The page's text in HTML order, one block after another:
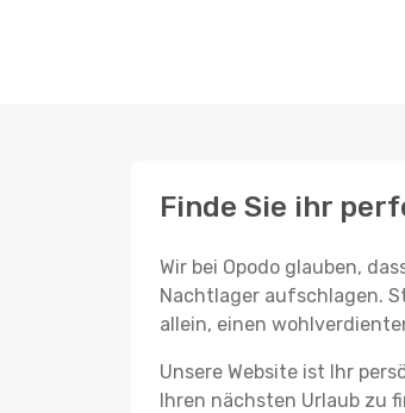
Finde Sie ihr
Wir bei Opodo glauben,
Nachtlager aufschlagen.
allein, einen
Unsere Website ist Ihr
Ihren nächsten Urlaub zu